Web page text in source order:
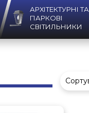
АРХІТЕКТУРНІ ТА
ПАРКОВІ
СВІТИЛЬНИКИ